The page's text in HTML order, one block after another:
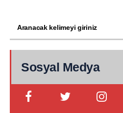
Sosyal Medya